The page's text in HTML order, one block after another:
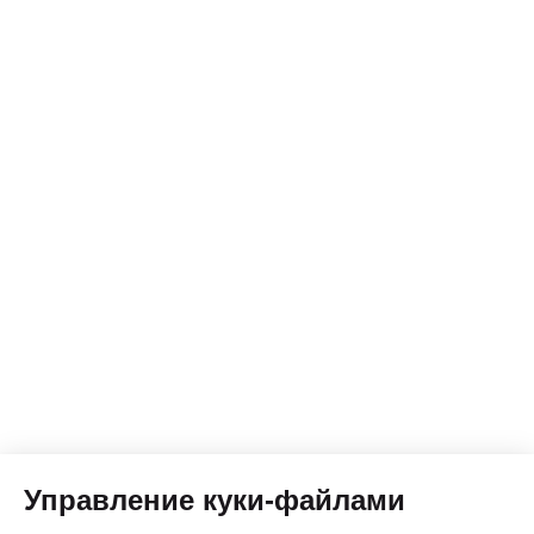
Управление куки-файлами